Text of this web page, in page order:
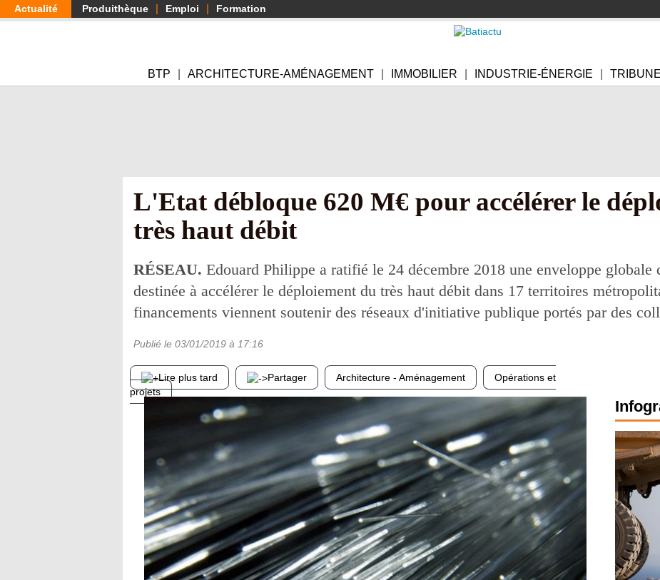
Aller
au
Actualité Produithèque Emploi Formation
BTP ARCHITECTURE-AMÉNAGEMENT IMMOBILIER INDUSTRIE-ÉNERGIE
L'Etat débloque 620 M€ pour accélérer le
très haut débit
RÉSEAU. Edouard Philippe a ratifié le 24 décembre 2018 une enveloppe globale
destinée à accélérer le déploiement du très haut débit dans 17 territoires
financements viennent soutenir des réseaux d'initiative publique portés par des
Publié le 03/01/2019 à 17:16
Lire plus tard Partager Architecture - Aménagement
Opérations et
projets